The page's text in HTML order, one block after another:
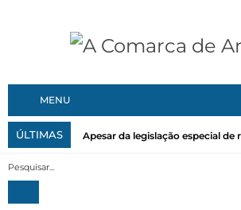
MENU
ÚLTIMAS Apesar da legislação especial